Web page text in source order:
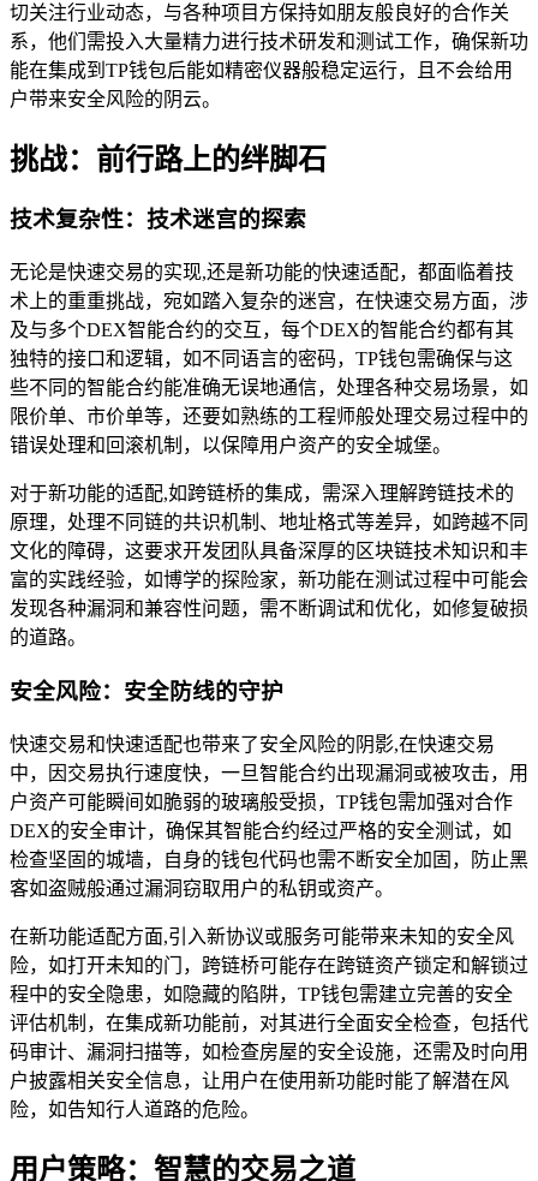
切关注行业动态，与各种项目方保持如朋友般良好的合作关
系，他们需投入大量精力进行技术研发和测试工作，确保新功
能在集成到TP钱包后能如精密仪器般稳定运行，且不会给用
户带来安全风险的阴云。
挑战：前行路上的绊脚石
技术复杂性：技术迷宫的探索
无论是快速交易的实现,还是新功能的快速适配，都面临着技
术上的重重挑战，宛如踏入复杂的迷宫，在快速交易方面，涉
及与多个DEX智能合约的交互，每个DEX的智能合约都有其
独特的接口和逻辑，如不同语言的密码，TP钱包需确保与这
些不同的智能合约能准确无误地通信，处理各种交易场景，如
限价单、市价单等，还要如熟练的工程师般处理交易过程中的
错误处理和回滚机制，以保障用户资产的安全城堡。
对于新功能的适配,如跨链桥的集成，需深入理解跨链技术的
原理，处理不同链的共识机制、地址格式等差异，如跨越不同
文化的障碍，这要求开发团队具备深厚的区块链技术知识和丰
富的实践经验，如博学的探险家，新功能在测试过程中可能会
发现各种漏洞和兼容性问题，需不断调试和优化，如修复破损
的道路。
安全风险：安全防线的守护
快速交易和快速适配也带来了安全风险的阴影,在快速交易
中，因交易执行速度快，一旦智能合约出现漏洞或被攻击，用
户资产可能瞬间如脆弱的玻璃般受损，TP钱包需加强对合作
DEX的安全审计，确保其智能合约经过严格的安全测试，如
检查坚固的城墙，自身的钱包代码也需不断安全加固，防止黑
客如盗贼般通过漏洞窃取用户的私钥或资产。
在新功能适配方面,引入新协议或服务可能带来未知的安全风
险，如打开未知的门，跨链桥可能存在跨链资产锁定和解锁过
程中的安全隐患，如隐藏的陷阱，TP钱包需建立完善的安全
评估机制，在集成新功能前，对其进行全面安全检查，包括代
码审计、漏洞扫描等，如检查房屋的安全设施，还需及时向用
户披露相关安全信息，让用户在使用新功能时能了解潜在风
险，如告知行人道路的危险。
用户策略：智慧的交易之道